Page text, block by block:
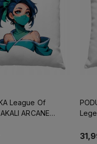
League Of
ARCANE
+